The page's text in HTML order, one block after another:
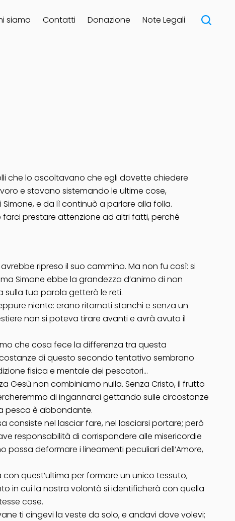
siamo Contatti Donazione Note Legali
che lo ascoltavano che egli dovette chiedere
e stavano sistemando le ultime cose,
e da lì continuò a parlare alla folla.
farci prestare attenzione ad altri fatti, perché
ripreso il suo cammino. Ma non fu così: si
Simone ebbe la grandezza d’animo di non
tua parola getterò le reti.
niente: erano ritornati stanchi e senza un
non si poteva tirare avanti e avrà avuto il
che cosa fece la differenza tra questa
di questo secondo tentativo sembrano
fisica e mentale dei pescatori…
Gesù non combiniamo nulla. Senza Cristo, il frutto
di ingannarci gettando sulle circostanze
pesca è abbondante.
consiste nel lasciar fare, nel lasciarsi portare; però
responsabilità di corrispondere alle misericordie
deformare i lineamenti peculiari dell’Amore,
quest’ultima per formare un unico tessuto,
in cui la nostra volontà si identificherà con quella
cose.
ti cingevi la veste da solo, e andavi dove volevi;